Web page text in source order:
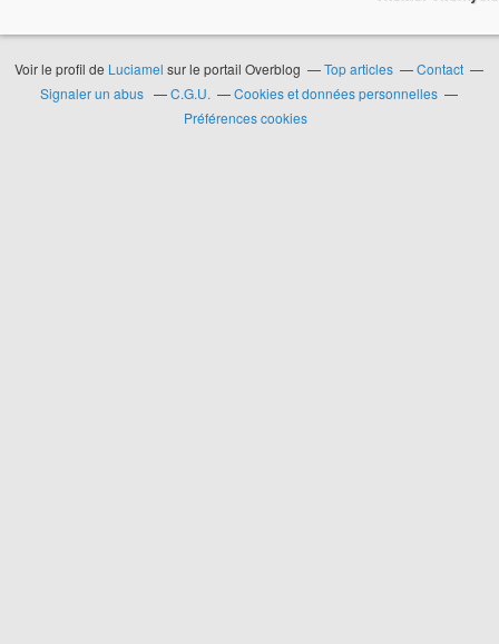
Voir le profil de Luciamel sur le portail Overblog Top articles
Contact
Signaler un abus
C.G.U.
Cookies et données personnelles
Préférences cookies